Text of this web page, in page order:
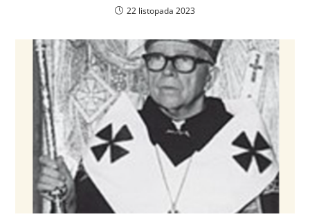
22 listopada 2023